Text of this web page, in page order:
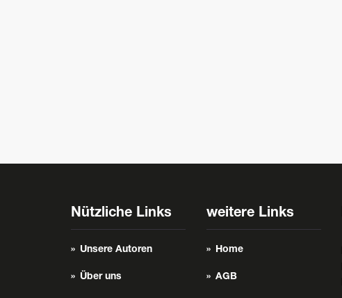
Nützliche Links
Unsere Autoren
Über uns
weitere Links
Home
AGB